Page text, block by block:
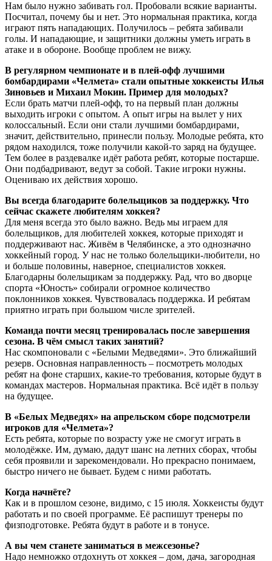
Нам было нужно забивать гол. Пробовали всякие варианты.
Посчитал, почему бы и нет. Это нормальная практика, когда
играют пять нападающих. Получилось – ребята забивали
голы. И нападающие, и защитники должны уметь играть в
атаке и в обороне. Вообще проблем не вижу.
В регулярном чемпионате и в плей-офф лучшими
бомбардирами «Челмета» стали опытные хоккеисты Илья
Зиновьев и Михаил Мокин. Пример для молодых?
Если брать матчи плей-офф, то на первый план должны
выходить игроки с опытом. А опыт игры на вылет у них
колоссальный. Если они стали лучшими бомбардирами,
значит, действительно, принесли пользу. Молодые ребята, кто
рядом находился, тоже получили какой-то заряд на будущее.
Тем более в раздевалке идёт работа ребят, которые постарше.
Они подбадривают, ведут за собой. Такие игроки нужны.
Оцениваю их действия хорошо.
Вы всегда благодарите болельщиков за поддержку. Что
сейчас скажете любителям хоккея?
Для меня всегда это было важно. Ведь мы играем для
болельщиков, для любителей хоккея, которые приходят и
поддерживают нас. Живём в Челябинске, а это однозначно
хоккейный город. У нас не только болельщики-любители, но
и больше половины, наверное, специалистов хоккея.
Благодарны болельщикам за поддержку. Рад, что во дворце
спорта «Юность» собирали огромное количество
поклонников хоккея. Чувствовалась поддержка. И ребятам
приятно играть при большом числе зрителей.
Команда почти месяц тренировалась после завершения
сезона. В чём смысл таких занятий?
Нас скомпоновали с «Белыми Медведями». Это ближайший
резерв. Основная направленность – посмотреть молодых
ребят на фоне старших, какие-то требования, которые будут в
командах мастеров. Нормальная практика. Всё идёт в пользу
на будущее.
В «Белых Медведях» на апрельском сборе подсмотрели
игроков для «Челмета»?
Есть ребята, которые по возрасту уже не смогут играть в
молодёжке. Им, думаю, дадут шанс на летних сборах, чтобы
себя проявили и зарекомендовали. Но прекрасно понимаем,
быстро ничего не бывает. Будем с ними работать.
Когда начнёте?
Как и в прошлом сезоне, видимо, с 15 июля. Хоккеисты будут
работать и по своей программе. Её распишут тренеры по
физподготовке. Ребята будут в работе и в тонусе.
А вы чем станете заниматься в межсезонье?
Надо немножко отдохнуть от хоккея – дом, дача, загородная